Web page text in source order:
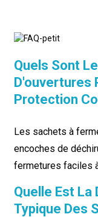
Quels Sont
D'ouvertures
Protection
Les sachets à
encoches de
fermetures faciles
Quelle Est La
Typique Des